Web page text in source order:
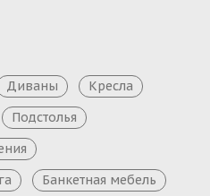
Диваны
Кресла
Подстолья
Банкетная мебель